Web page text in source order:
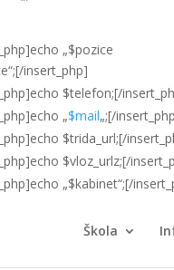
„$pozice
insert_php]
$telefon;[/
„$mail„;[/
$trida_url;[/
$vloz_urlz;[/
„$kabinet“;[/